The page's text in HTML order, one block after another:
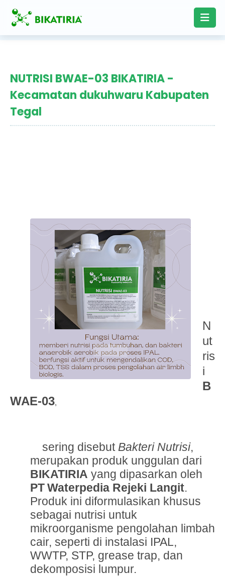
NUTRISI BWAE-03 BIKATIRIA -
Kecamatan dukuhwaru Kabupaten
Tegal
N
ut
ris
i
B
WAE‑03,
sering disebut Bakteri Nutrisi,
merupakan produk unggulan dari
BIKATIRIA yang dipasarkan oleh
PT Waterpedia Rejeki Langit.
Produk ini diformulasikan khusus
sebagai nutrisi untuk
mikroorganisme pengolahan limbah
cair, seperti di instalasi IPAL,
WWTP, STP, grease trap, dan
dekomposisi lumpur.